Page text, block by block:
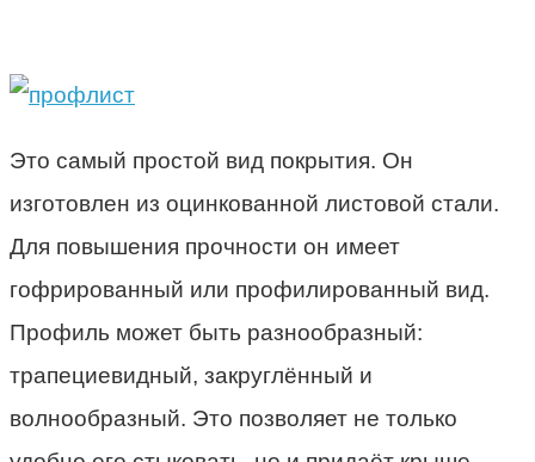
Это самый простой вид покрытия. Он
изготовлен из оцинкованной листовой стали.
Для повышения прочности он имеет
гофрированный или профилированный вид.
Профиль может быть разнообразный:
трапециевидный, закруглённый и
волнообразный. Это позволяет не только